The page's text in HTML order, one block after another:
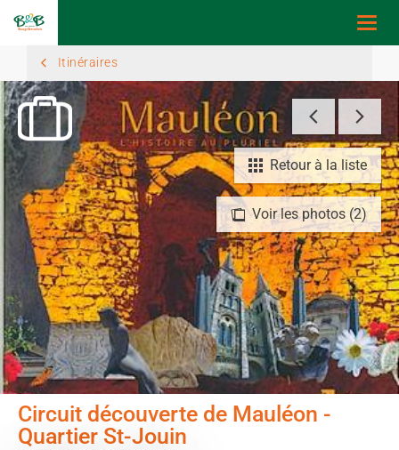
Itinéraires
Voir les photos (2)
Retour à la liste
Circuit découverte de Mauléon -
Quartier St-Jouin